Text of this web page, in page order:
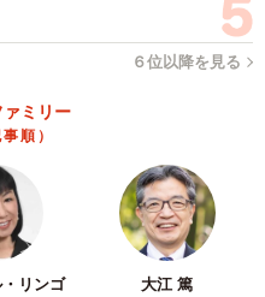
６位以降を見る
ァミリー
順）
リンゴ 大江 篤